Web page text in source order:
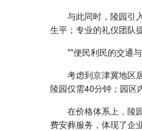
与此同时，陵园引
生平；专业的礼仪团队
**便民利民的交通
考虑到京津冀地区
陵园仅需40分钟；园区
在价格体系上，陵
费安葬服务，体现了企